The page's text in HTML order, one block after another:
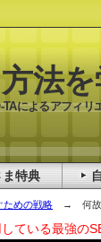
ための戦略 → 何故
ている最強の
法
によるアフィリ
特典